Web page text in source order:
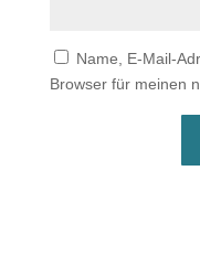
Name, E-Mail-
Browser für meinen